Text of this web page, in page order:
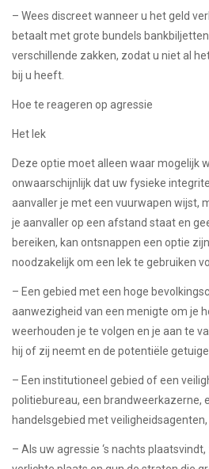
– Wees discreet wanneer u het geld
betaalt met grote bundels
verschillende zakken, zodat u niet al
bij u heeft.
Hoe te reageren op agressie
Het lek
Deze optie moet alleen waar mogelijk
onwaarschijnlijk dat uw fysieke
aanvaller je met een vuurwapen wijst,
je aanvaller op een afstand staat en
bereiken, kan ontsnappen een optie
noodzakelijk om een ​​lek te gebruiken
– Een gebied met een hoge
aanwezigheid van een menigte om je
weerhouden je te volgen en je aan te
hij of zij neemt en de potentiële
– Een institutioneel gebied of een
politiebureau, een brandweerkazerne,
handelsgebied met veiligheidsagenten,
– Als uw agressie ‘s nachts